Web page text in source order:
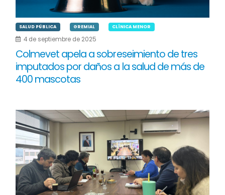
SALUD PÚBLICA GREMIAL CLÍNICA MENOR
4 de septiembre de 2025
Colmevet apela a sobreseimiento de tres
imputados por daños a la salud de más de
400 mascotas